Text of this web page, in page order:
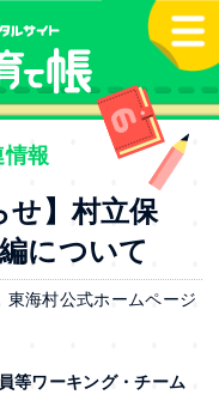
報
せ】村立保
について
海村公式ホームページ
等ワーキング・チーム